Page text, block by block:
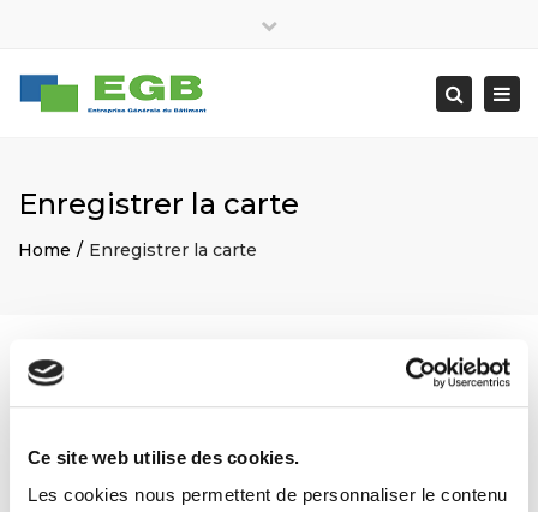
Ce site web utilise des cookies.
Les cookies nous permettent de personnaliser le contenu
egbatiment@orange.fr
Tèl : 02 96 40 62 93
Search
Enregistrer la carte
Home Enregistrer la carte